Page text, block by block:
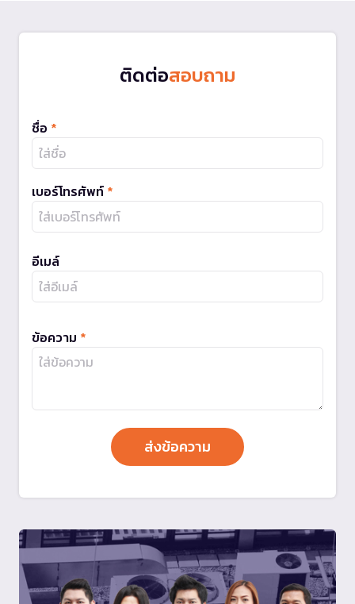
ติดต่อสอบถาม
ชื่อ *
เบอร์โทรศัพท์ *
อีเมล์
ข้อความ *